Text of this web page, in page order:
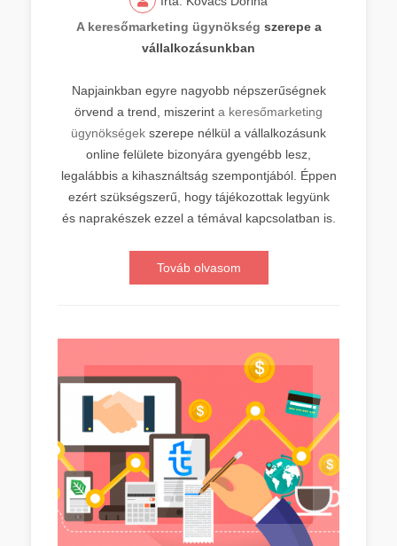
A keresőmarketing ügynökség szerepe a
vállalkozásunkban
Napjainkban egyre nagyobb népszerűségnek
örvend a trend, miszerint a keresőmarketing
ügynökségek szerepe nélkül a vállalkozásunk
online felülete bizonyára gyengébb lesz,
legalábbis a kihasználtság szempontjából. Éppen
ezért szükségszerű, hogy tájékozottak legyünk
és naprakészek ezzel a témával kapcsolatban is.
Továb olvasom